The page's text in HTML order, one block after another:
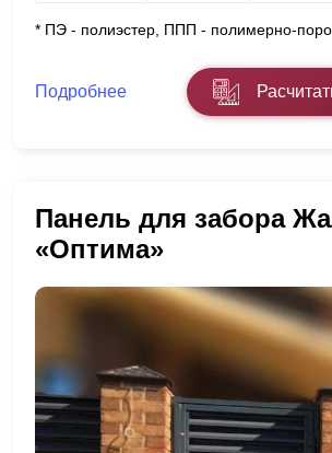
* ПЭ - полиэстер, ППП - полимерно-
Подробнее
Панель для забора
«Оптима»